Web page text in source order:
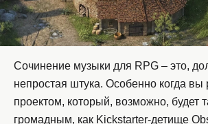
Сочинение музыки для RPG – это,
непростая штука. Особенно когда вы
проектом, который, возможно, будет
громадным, как Kickstarter-детище